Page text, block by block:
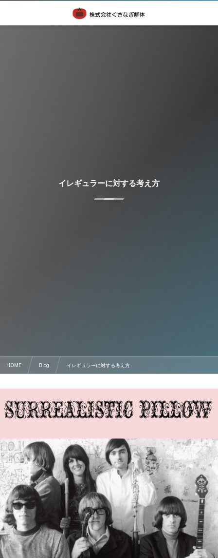
イレギュラーに対する考え方
HOME Blog イレギュラーに対する考え方